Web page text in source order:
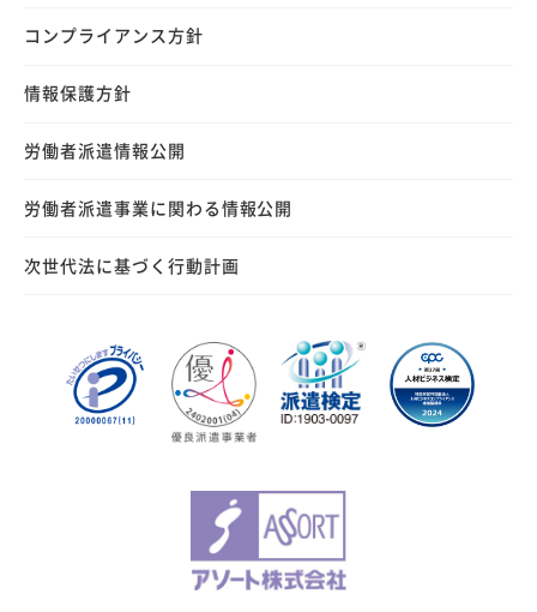
コンプライアンス方針
情報保護方針
労働者派遣情報公開
労働者派遣事業に関わる情報公開
次世代法に基づく行動計画